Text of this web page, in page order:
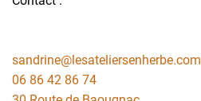
sandrine@lesateliersenherbe.com
06 86 42 86 74